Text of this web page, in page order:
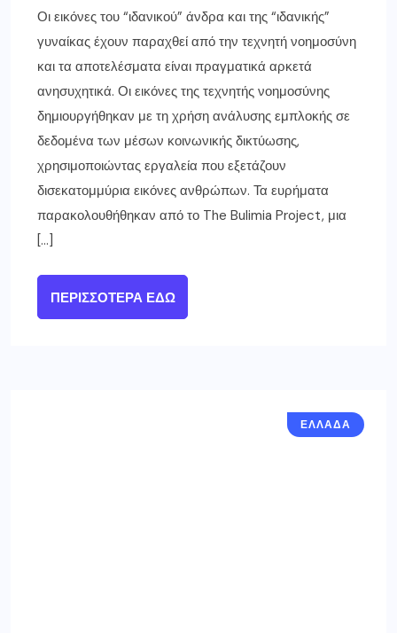
Οι εικόνες του “ιδανικού” άνδρα και της “ιδανικής”
γυναίκας έχουν παραχθεί από την τεχνητή νοημοσύνη
και τα αποτελέσματα είναι πραγματικά αρκετά
ανησυχητικά. Οι εικόνες της τεχνητής νοημοσύνης
δημιουργήθηκαν με τη χρήση ανάλυσης εμπλοκής σε
δεδομένα των μέσων κοινωνικής δικτύωσης,
χρησιμοποιώντας εργαλεία που εξετάζουν
δισεκατομμύρια εικόνες ανθρώπων. Τα ευρήματα
παρακολουθήθηκαν από το The Bulimia Project, μια
[…]
ΠΕΡΙΣΣΌΤΕΡΑ ΕΔΏ
ΕΛΛΑΔΑ